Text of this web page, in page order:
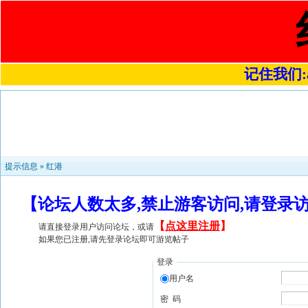
记住我们
提示信息 » 红港
【论坛人数太多,禁止游客访问,请登
请直接登录用户访问论坛，或请 【 点这里注册】
如果您已注册,请先登录论坛即可游览帖子
登录
用户名
密 码